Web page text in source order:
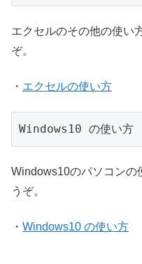
エクセルのその他の使い
ぞ。
・ エクセルの使い方
Windows10 の使い方
Windows10のパソコンの
うぞ。
・ Windows10 の使い方